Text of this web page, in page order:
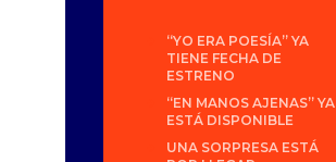
“YO ERA POESÍA” YA
TIENE FECHA DE
ESTRENO
“EN MANOS AJENAS” YA
ESTÁ DISPONIBLE
UNA SORPRESA ESTÁ